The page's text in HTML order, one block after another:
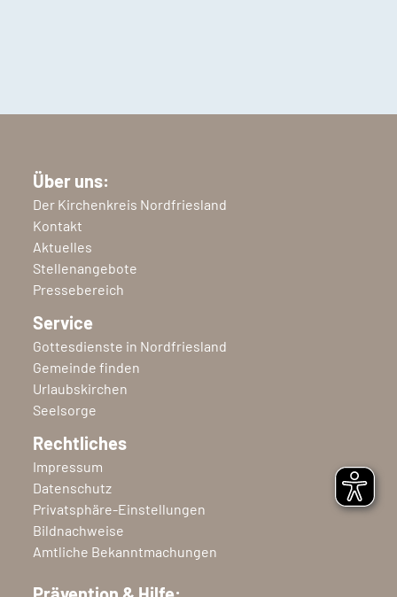
Über uns:
Der Kirchenkreis Nordfriesland
Kontakt
Aktuelles
Stellenangebote
Pressebereich
Service
Gottesdienste in Nordfriesland
Gemeinde finden
Urlaubskirchen
Seelsorge
Rechtliches
Impressum
Datenschutz
Privatsphäre-Einstellungen
Bildnachweise
Amtliche Bekanntmachungen